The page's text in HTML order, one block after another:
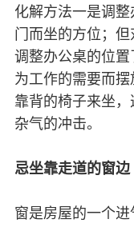
化解方法一是调
门而坐的方位；
调整办公桌的位
为工作的需要而
靠背的椅子来坐
杂气的冲击。
忌坐靠走道的窗边
窗是房屋的一个